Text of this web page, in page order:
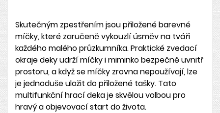
Skutečným zpestřením jsou přiložené barevné
míčky, které zaručeně vykouzlí úsměv na tváři
každého malého průzkumníka. Praktické zvedací
okraje deky udrží míčky i miminko bezpečně uvnitř
prostoru, a když se míčky zrovna nepoužívají, lze
je jednoduše uložit do přiložené tašky. Tato
multifunkční hrací deka je skvělou volbou pro
hravý a objevovací start do života.